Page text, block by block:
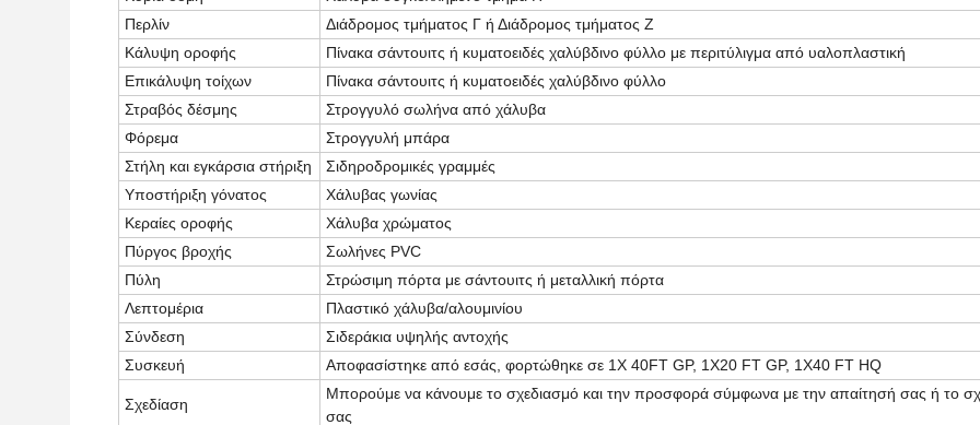
Περλίν
Διάδρομος τμήματος Γ ή Διάδρομος τμήματος Ζ
Κάλυψη οροφής
Πίνακα σάντουιτς ή κυματοειδές χαλύβδινο φύλλο με περιτύλιγμα από υαλοπλαστική
Επικάλυψη τοίχων
Πίνακα σάντουιτς ή κυματοειδές χαλύβδινο φύλλο
Στραβός δέσμης
Στρογγυλό σωλήνα από χάλυβα
Φόρεμα
Στρογγυλή μπάρα
Στήλη και εγκάρσια στήριξη
Σιδηροδρομικές γραμμές
Υποστήριξη γόνατος
Χάλυβας γωνίας
Κεραίες οροφής
Χάλυβα χρώματος
Πύργος βροχής
Σωλήνες PVC
Πύλη
Στρώσιμη πόρτα με σάντουιτς ή μεταλλική πόρτα
Λεπτομέρια
Πλαστικό χάλυβα/αλουμινίου
Σύνδεση
Σιδεράκια υψηλής αντοχής
Συσκευή
Αποφασίστηκε από εσάς, φορτώθηκε σε 1X 40FT GP, 1X20 FT GP, 1X40 FT HQ
Σχεδίαση
Μπορούμε να κάνουμε το σχεδιασμό και την προσφορά σύμφωνα με την απαίτησή σας ή το
σας